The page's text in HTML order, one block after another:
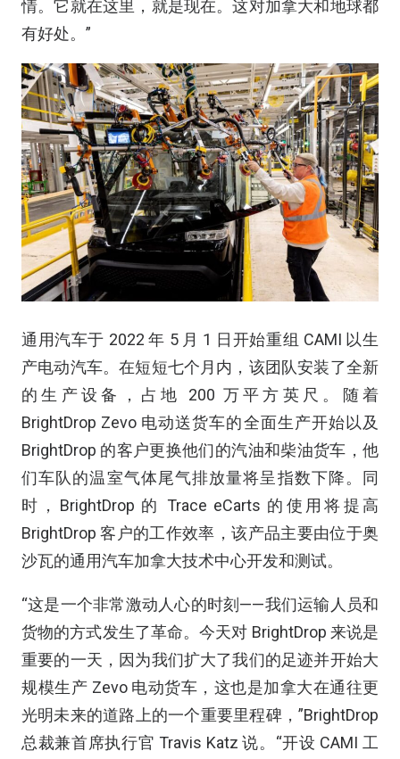
情。它就在这里，就是现在。这对加拿大和地球都
有好处。”
通用汽车于 2022 年 5 月 1 日开始重组 CAMI 以生
产电动汽车。在短短七个月内，该团队安装了全新
的生产设备，占地 200 万平方英尺。随着
BrightDrop Zevo 电动送货车的全面生产开始以及
BrightDrop 的客户更换他们的汽油和柴油货车，他
们车队的温室气体尾气排放量将呈指数下降。同
时，BrightDrop 的 Trace eCarts 的使用将提高
BrightDrop 客户的工作效率，该产品主要由位于奥
沙瓦的通用汽车加拿大技术中心开发和测试。
“这是一个非常激动人心的时刻——我们运输人员和
货物的方式发生了革命。今天对 BrightDrop 来说是
重要的一天，因为我们扩大了我们的足迹并开始大
规模生产 Zevo 电动货车，这也是加拿大在通往更
光明未来的道路上的一个重要里程碑，”BrightDrop
总裁兼首席执行官 Travis Katz 说。“开设 CAMI 工